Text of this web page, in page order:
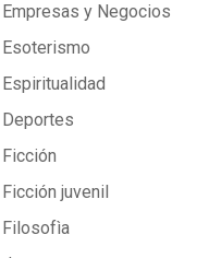
Empresas y Negocios
Esoterismo
Espiritualidad
Deportes
Ficción
Ficción juvenil
Filosofìa